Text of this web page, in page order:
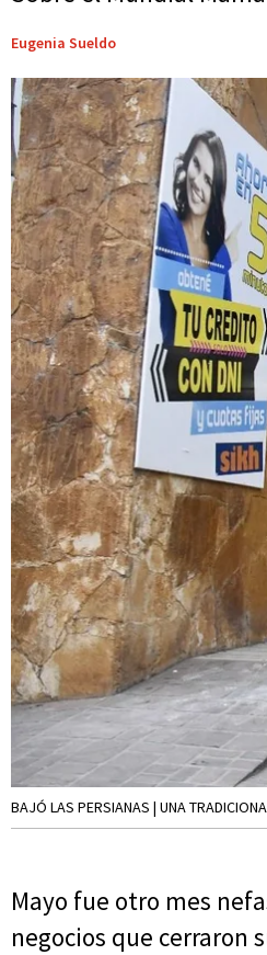
Eugenia Sueldo
BAJÓ LAS PERSIANAS | UNA
Mayo fue otro mes
negocios que cerraron